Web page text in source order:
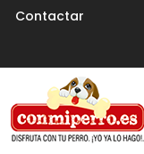
Contactar